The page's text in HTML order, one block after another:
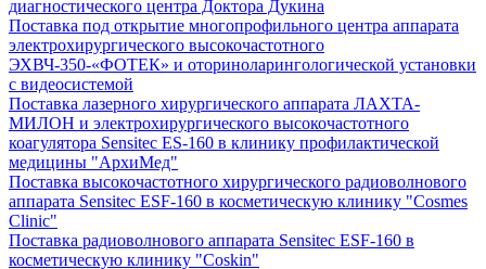
диагностического центра Доктора Дукина
Поставка под открытие многопрофильного центра аппарата
электрохирургического высокочастотного
ЭХВЧ-350-«ФОТЕК» и оториноларингологической установки
с видеосистемой
Поставка лазерного хирургического аппарата ЛАХТА-
МИЛОН и электрохирургического высокочастотного
коагулятора Sensitec ES-160 в клинику профилактической
медицины "АрхиМед"
Поставка высокочастотного хирургического радиоволнового
аппарата Sensitec ESF-160 в косметическую клинику "Cosmes
Clinic"
Поставка радиоволнового аппарата Sensitec ESF-160 в
косметическую клинику "Coskin"